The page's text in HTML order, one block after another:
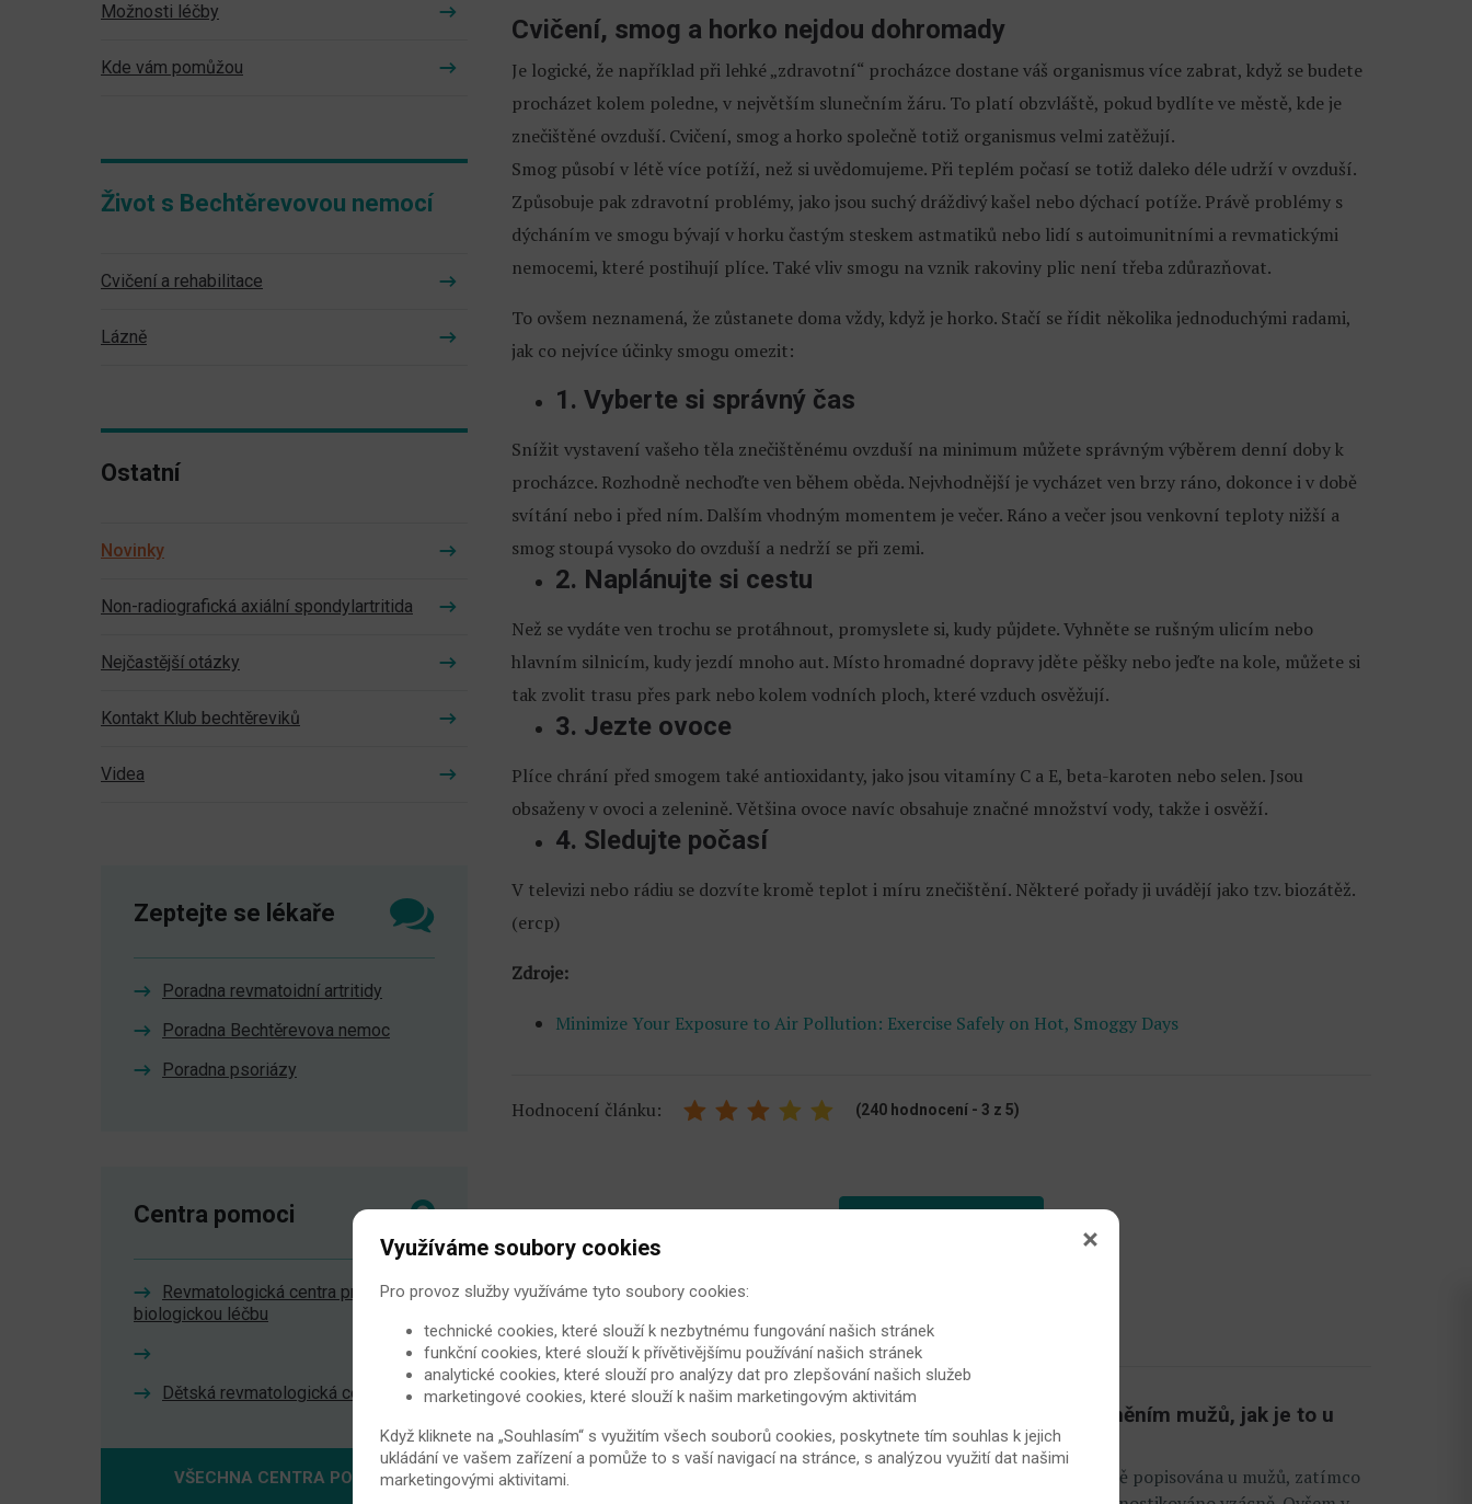
Cvičení, smog a horko nejdou dohromady
Je logické, že například při lehké „zdravotní“ procházce dostane váš organismus více zabrat, když se budete
procházet kolem poledne, v největším slunečním žáru. To platí obzvláště, pokud bydlíte ve městě, kde je
znečištěné ovzduší. Cvičení, smog a horko společně totiž organismus velmi zatěžují.
Smog působí v létě více potíží, než si uvědomujeme. Při teplém počasí se totiž daleko déle udrží v ovzduší.
Způsobuje pak zdravotní problémy, jako jsou suchý dráždivý kašel nebo dýchací potíže. Právě problémy s
dýcháním ve smogu bývají v horku častým steskem astmatiků nebo lidí s autoimunitními a revmatickými
nemocemi, které postihují plíce. Také vliv smogu na vznik rakoviny plic není třeba zdůrazňovat.
To ovšem neznamená, že zůstanete doma vždy, když je horko. Stačí se řídit několika jednoduchými radami,
jak co nejvíce účinky smogu omezit:
1. Vyberte si správný čas
Snížit vystavení vašeho těla znečištěnému ovzduší na minimum můžete správným výběrem denní doby k
procházce. Rozhodně nechoďte ven během oběda. Nejvhodnější je vycházet ven brzy ráno, dokonce i v době
svítání nebo i před ním. Dalším vhodným momentem je večer. Ráno a večer jsou venkovní teploty nižší a
smog stoupá vysoko do ovzduší a nedrží se při zemi.
2. Naplánujte si cestu
Než se vydáte ven trochu se protáhnout, promyslete si, kudy půjdete. Vyhněte se rušným ulicím nebo
hlavním silnicím, kudy jezdí mnoho aut. Místo hromadné dopravy jděte pěšky nebo jeďte na kole, můžete si
tak zvolit trasu přes park nebo kolem vodních ploch, které vzduch osvěžují.
3. Jezte ovoce
Plíce chrání před smogem také antioxidanty, jako jsou vitamíny C a E, beta-karoten nebo selen. Jsou
obsaženy v ovoci a zelenině. Většina ovoce navíc obsahuje značné množství vody, takže i osvěží.
4. Sledujte počasí
V televizi nebo rádiu se dozvíte kromě teplot i míru znečištění. Některé pořady ji uvádějí jako tzv. biozátěž.
(ercp)
Zdroje:
Minimize Your Exposure to Air Pollution: Exercise Safely on Hot, Smoggy Days
Hodnocení článku: (240 hodnocení - 3 z 5)
Další doporučené články
Bechtěrevova choroba je převážně onemocněním mužů, jak je to u
žen?
Historicky byla Bechtěrevova choroba takřka výhradně popisována u mužů, zatímco
Možnosti léčby
Kde vám pomůžou
Život s Bechtěrevovou nemocí
Cvičení a rehabilitace
Lázně
Ostatní
Novinky
Non-radiografická axiální spondylartritida
Nejčastější otázky
Kontakt Klub bechtěreviků
Videa
Zeptejte se lékaře
Poradna revmatoidní artritidy
Poradna Bechtěrevova nemoc
Poradna psoriázy
Centra pomoci
Revmatologická centra pro
biologickou léčbu
Dětská revmatologická centra
VŠECHNA CENTRA POMOCI
Využíváme soubory cookies
Pro provoz služby využíváme tyto soubory cookies:
technické cookies, které slouží k nezbytnému fungování našich stránek
funkční cookies, které slouží k přívětivějšímu používání našich stránek
analytické cookies, které slouží pro analýzy dat pro zlepšování našich služeb
marketingové cookies, které slouží k našim marketingovým aktivitám
Když kliknete na „Souhlasím“ s využitím všech souborů cookies, poskytnete tím souhlas k jejich
ukládání ve vašem zařízení a pomůže to s vaší navigací na stránce, s analýzou využití dat našimi
marketingovými aktivitami.